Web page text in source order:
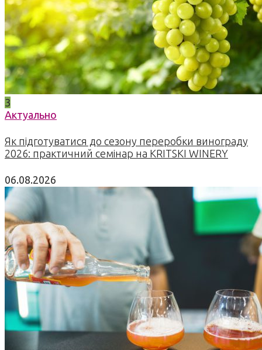
3
Актуально
Як підготуватися до сезону переробки винограду
2026: практичний семінар на KRITSKI WINERY
06.08.2026